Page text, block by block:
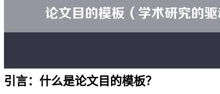
引言：什么是论文目的模板？